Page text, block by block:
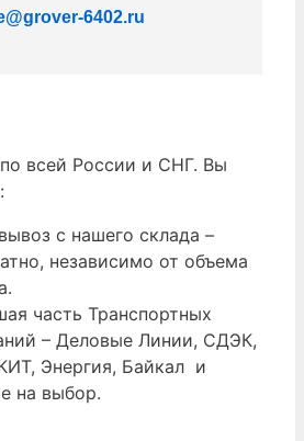
6402.ru
всей России и СНГ. Вы
с нашего склада –
независимо от объема
часть Транспортных
– Деловые Линии, СДЭК,
Энергия, Байкал и
на выбор.